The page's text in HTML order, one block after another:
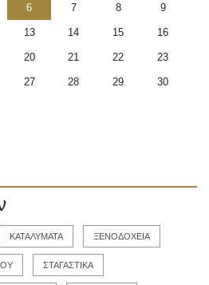
6 7 8 9
13 14 15 16
20 21 22 23
27 28 29 30
ΚΑΤΑΛΥΜΑΤΑ ΞΕΝΟΔΟΧΕΙΑ
ΣΤΑΓΑΣΤΙΚΑ